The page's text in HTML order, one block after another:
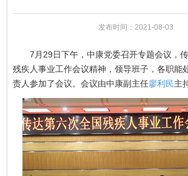
发布时间：2021-08-03
7月29日下午，中康党委召开专题会议，传
残疾人事业工作会议精神，领导班子，各职能
责人参加了会议。会议由中康副主任廖利民主